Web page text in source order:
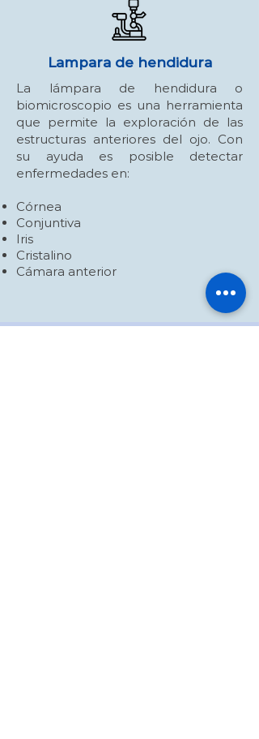
Lampara de hendidura
La lámpara de hendidura o
biomicroscopio es una herramienta
que permite la exploración de las
estructuras anteriores del ojo. Con
su ayuda es posible detectar
enfermedades en:
Córnea
Conjuntiva
Iris
Cristalino
Cámara anterior